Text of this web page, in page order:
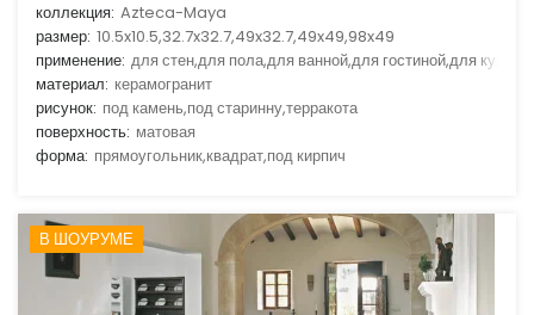
коллекция: Azteca-Maya
размер: 10.5x10.5,32.7x32.7,49x32.7,49x49,98x49
применение: для стен,для пола,для ванной,для гостиной,для кухни
материал: керамогранит
рисунок: под камень,под старинну,терракота
поверхность: матовая
форма: прямоугольник,квадрат,под кирпич
В ШОУРУМЕ